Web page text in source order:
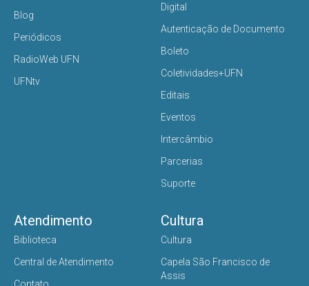
Blog
Periódicos
RadioWeb UFN
UFNtv
Digital
Autenticação de Documento
Boleto
Coletividades+UFN
Editais
Eventos
Intercâmbio
Parcerias
Suporte
Atendimento
Biblioteca
Central de Atendimento
Contato
Cultura
Cultura
Capela São Francisco de
Assis